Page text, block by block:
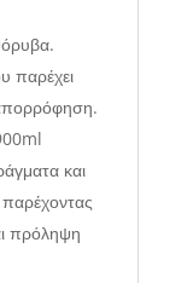
παρέχει
και
πρόληψη